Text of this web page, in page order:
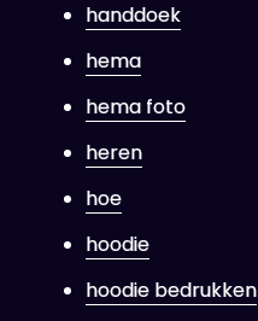
handdoek
hema
hema foto
heren
hoe
hoodie
hoodie bedrukken